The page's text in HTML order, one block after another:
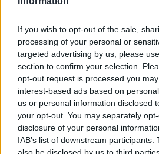
If you wish to opt-out of the sale,
processing of your personal or
targeted advertising by us, please
section to confirm your selection.
opt-out request is processed you
interest-based ads based on
us or personal information disclosed
your opt-out. You may separately
disclosure of your personal
IAB’s list of downstream